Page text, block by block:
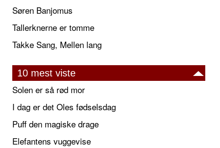
Søren Banjomus
Tallerknerne er tomme
Takke Sang, Mellen lang
10 mest viste
Solen er så rød mor
I dag er det Oles fødselsdag
Puff den magiske drage
Elefantens vuggevise